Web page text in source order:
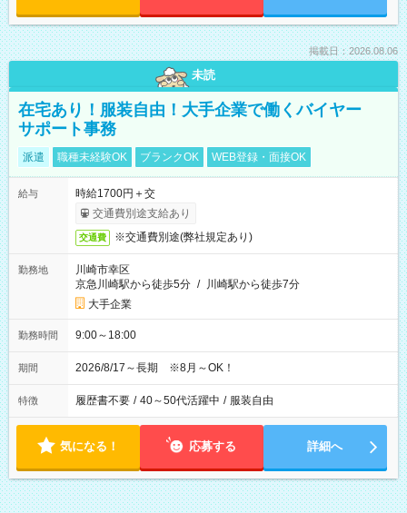
掲載日：2026.08.06
未読
在宅あり！服装自由！大手企業で働くバイヤー
サポート事務
派遣 職種未経験OK ブランクOK WEB登録・面接OK
給与
時給1700円＋交
交通費別途支給あり
交通費 ※交通費別途(弊社規定あり)
勤務地
川崎市幸区
京急川崎駅から徒歩5分 / 川崎駅から徒歩7分
大手企業
勤務時間 9:00～18:00
期間 2026/8/17～長期 ※8月～OK！
特徴 履歴書不要 / 40～50代活躍中 / 服装自由
気になる！ 応募する 詳細へ